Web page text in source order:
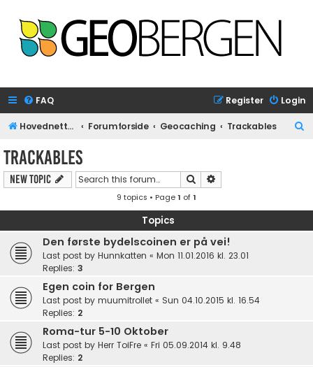
FAQ Login
Register
Hovednettside Forumforside Geocaching Trackables
Trackables
New Topic Search
9 topics • Page1 of1
Topics
Den første bydelscoinen er på vei!
Last post by Hunnkatten « Mon 11.01.2016 kl. 23.01
Replies: 3
Egen coin for Bergen
Last post by muumitrollet « Sun 04.10.2015 kl. 16.54
Replies: 2
Roma-tur 5-10 Oktober
Last post by Herr ToiFre « Fri 05.09.2014 kl. 9.48
Replies: 2